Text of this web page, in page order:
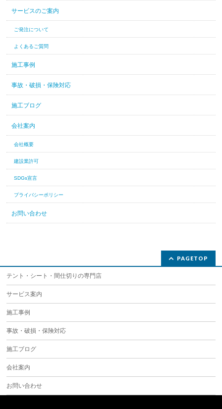
サービスのご案内
ご発注について
よくあるご質問
施工事例
事故・破損・保険対応
施工ブログ
会社案内
会社概要
建設業許可
SDGs宣言
プライバシーポリシー
お問い合わせ
PAGETOP
テント・シート・間仕切りの専門店
サービス案内
施工事例
事故・破損・保険対応
施工ブログ
会社案内
お問い合わせ